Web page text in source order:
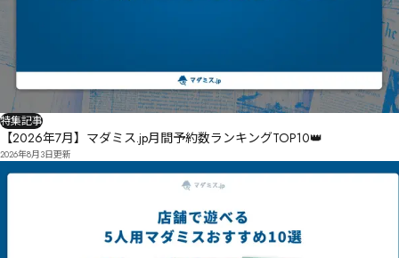
特集記事
【2026年7月】マダミス.jp月間予約数ランキングTOP10👑
2026年8月3日更新